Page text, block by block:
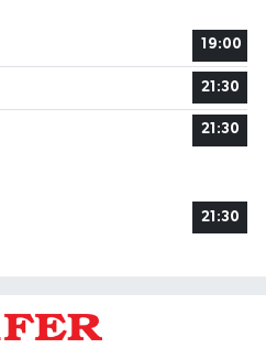
19:00
21:30
21:30
21:30